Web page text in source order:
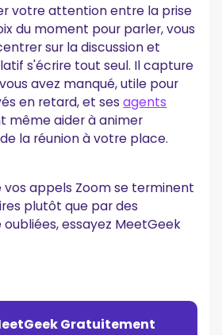
votre attention entre la prise
du moment pour parler, vous
sur la discussion et
s'écrire tout seul. Il capture
avez manqué, utile pour
en retard, et sesagents
même aider à animer
la réunion à votre place.
vos appels Zoom se terminent
plutôt que par des
essayez MeetGeek
Gratuitement